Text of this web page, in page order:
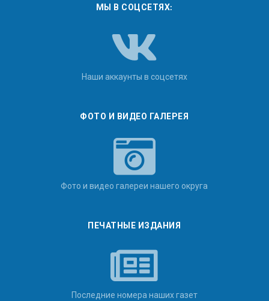
МЫ В СОЦСЕТЯХ:
Наши аккаунты в соцсетях
ФОТО И ВИДЕО ГАЛЕРЕЯ
Фото и видео галереи нашего округа
ПЕЧАТНЫЕ ИЗДАНИЯ
Последние номера наших газет